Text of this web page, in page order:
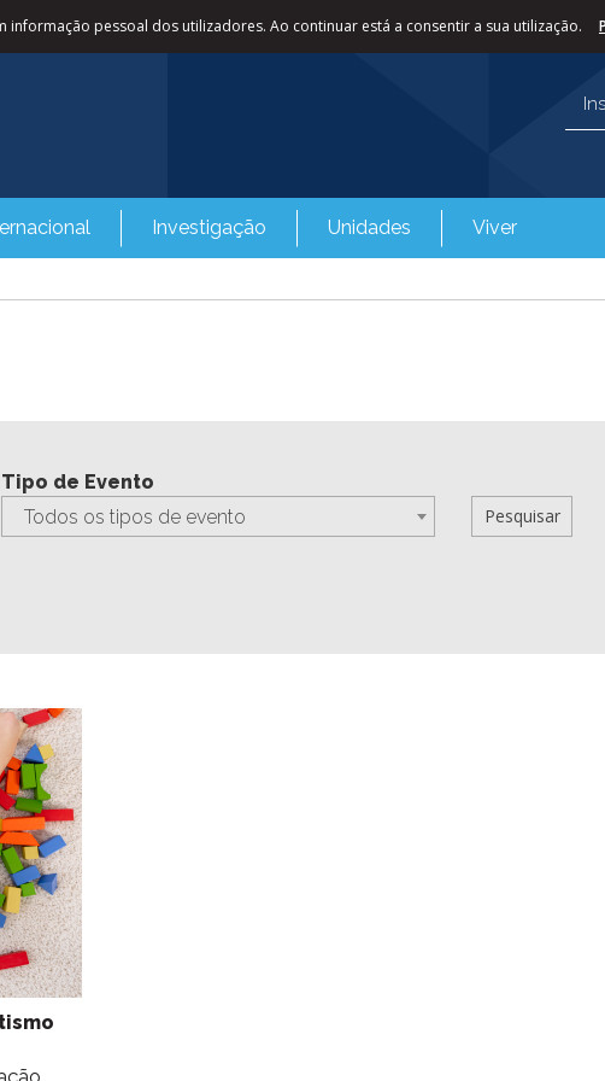
informação pessoal dos utilizadores. Ao continuar está a consentir a sua utilização.
Investigação Unidades Viver
Tipo de Evento
Todos os tipos de evento